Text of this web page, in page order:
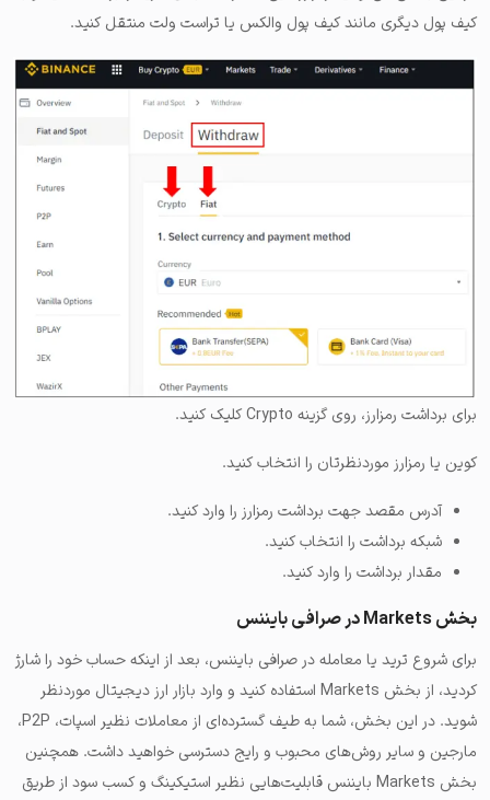
کیف پول دیگری مانند کیف پول والکس یا تراست ولت منتقل کنید.
برای برداشت رمزارز، روی گزینه Crypto کلیک کنید.
کوین یا رمزارز موردنظرتان را انتخاب کنید.
آدرس مقصد جهت برداشت رمزارز را وارد کنید.
شبکه برداشت را انتخاب کنید.
مقدار برداشت را وارد کنید.
بخش Markets در صرافی بایننس
برای شروع ترید یا معامله در صرافی بایننس، بعد از اینکه حساب خود را شارژ
کردید، از بخش Markets استفاده کنید و وارد بازار ارز دیجیتال موردنظر
شوید. در این بخش، شما به طیف گسترده‌ای از معاملات نظیر اسپات، P2P،
مارجین و سایر روش‌های محبوب و رایج دسترسی خواهید داشت. همچنین
بخش Markets بایننس قابلیت‌هایی نظیر استیکینگ و کسب سود از طریق